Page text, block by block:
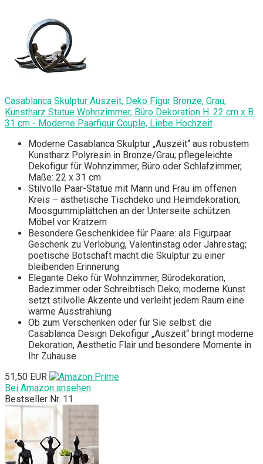
Casablanca Skulptur Auszeit, Deko Figur Bronze, Grau,
Kunstharz Statue Wohnzimmer, Büro Dekoration H. 22 cm x B.
31 cm - Moderne Paarfigur Couple, Liebe Hochzeit
Moderne Casablanca Skulptur „Auszeit“ aus robustem
Kunstharz Polyresin in Bronze/Grau; pflegeleichte
Dekofigur für Wohnzimmer, Büro oder Schlafzimmer,
Maße: 22 x 31 cm
Stilvolle Paar-Statue mit Mann und Frau im offenen
Kreis – ästhetische Tischdeko und Heimdekoration;
Moosgummiplättchen an der Unterseite schützen
Möbel vor Kratzern
Besondere Geschenkidee für Paare: als Figurpaar
Geschenk zu Verlobung, Valentinstag oder Jahrestag;
poetische Botschaft macht die Skulptur zu einer
bleibenden Erinnerung
Elegante Deko für Wohnzimmer, Bürodekoration,
Badezimmer oder Schreibtisch Deko; moderne Kunst
setzt stilvolle Akzente und verleiht jedem Raum eine
warme Ausstrahlung
Ob zum Verschenken oder für Sie selbst: die
Casablanca Design Dekofigur „Auszeit“ bringt moderne
Dekoration, Aesthetic Flair und besondere Momente in
Ihr Zuhause
51,50 EUR
Bei Amazon ansehen
Bestseller Nr. 11